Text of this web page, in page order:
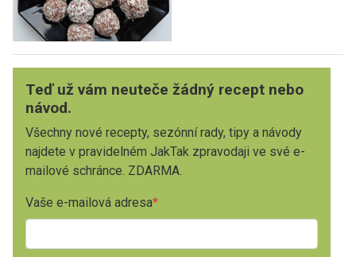
Teď už vám neuteče žádný recept nebo
návod.
Všechny nové recepty, sezónní rady, tipy a návody
najdete v pravidelném JakTak zpravodaji ve své e-
mailové schránce. ZDARMA.
Vaše e-mailová adresa